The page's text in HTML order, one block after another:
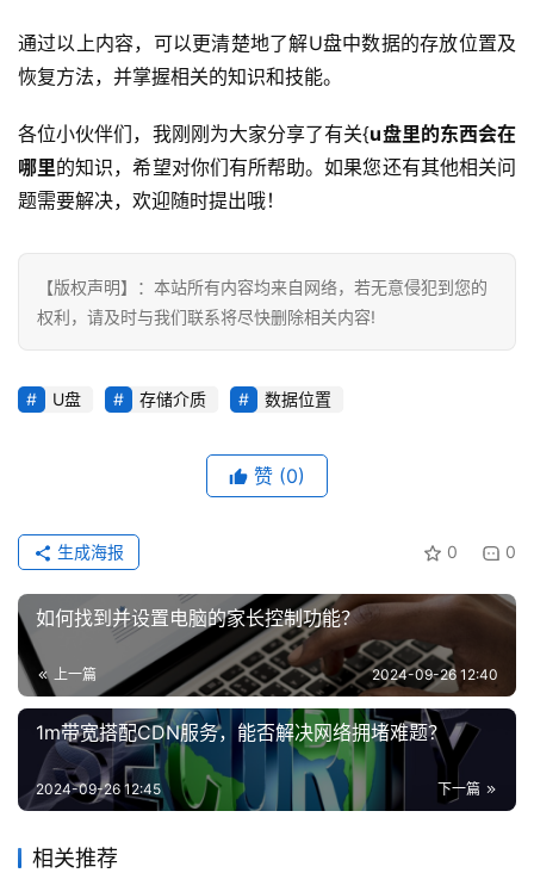
标
签
档
通过以上内容，可以更清楚地了解U盘中数据的存放位置及
恢复方法，并掌握相关的知识和技能。
各位小伙伴们，我刚刚为大家分享了有关{u盘里的东西会在
哪里的知识，希望对你们有所帮助。如果您还有其他相关问
题需要解决，欢迎随时提出哦！
【版权声明】：本站所有内容均来自网络，若无意侵犯到您的
权利，请及时与我们联系将尽快删除相关内容!
U盘 存储介质 数据位置
赞 (0)
0 0
生成海报
如何找到并设置电脑的家长控制功能？
上一篇 2024-09-26 12:40
1m带宽搭配CDN服务，能否解决网络拥堵难题？
下一篇
2024-09-26 12:45
相关推荐